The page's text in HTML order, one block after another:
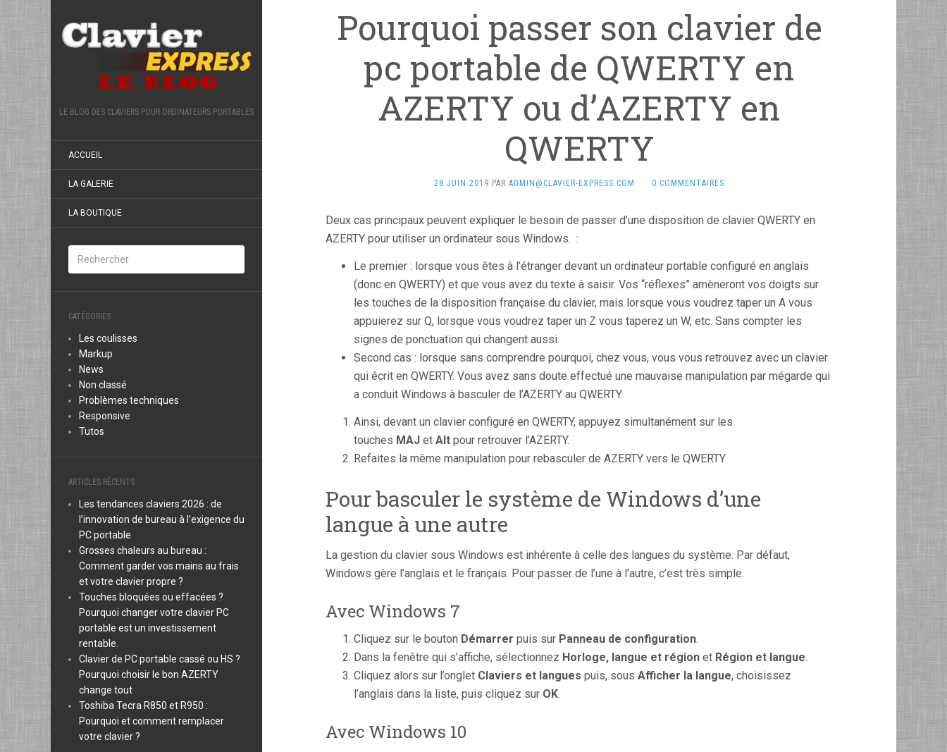
LE BLOG DES CLAVIERS POUR ORDINATEURS PORTABLES
ACCUEIL
LA GALERIE
LA BOUTIQUE
CATÉGORIES
Les coulisses
Markup
News
Non classé
Problèmes techniques
Responsive
Tutos
ARTICLES RÉCENTS
Les tendances claviers 2026 : de
l’innovation de bureau à l’exigence du
PC portable
Grosses chaleurs au bureau :
Comment garder vos mains au frais
et votre clavier propre ?
Touches bloquées ou effacées ?
Pourquoi changer votre clavier PC
portable est un investissement
rentable.
Clavier de PC portable cassé ou HS ?
Pourquoi choisir le bon AZERTY
change tout
Toshiba Tecra R850 et R950 :
Pourquoi et comment remplacer
votre clavier ?
Pourquoi passer son clavier de
pc portable de QWERTY en
AZERTY ou d’AZERTY en
QWERTY
28 JUIN 2019 PAR ADMIN@CLAVIER-EXPRESS.COM · 0 COMMENTAIRES
Deux cas principaux peuvent expliquer le besoin de passer d’une disposition de clavier QWERTY en
AZERTY pour utiliser un ordinateur sous Windows. :
Le premier : lorsque vous êtes à l’étranger devant un ordinateur portable configuré en anglais
(donc en QWERTY) et que vous avez du texte à saisir. Vos “réflexes” amèneront vos doigts sur
les touches de la disposition française du clavier, mais lorsque vous voudrez taper un A vous
appuierez sur Q, lorsque vous voudrez taper un Z vous taperez un W, etc. Sans compter les
signes de ponctuation qui changent aussi.
Second cas : lorsque sans comprendre pourquoi, chez vous, vous vous retrouvez avec un clavier
qui écrit en QWERTY. Vous avez sans doute effectué une mauvaise manipulation par mégarde qui
a conduit Windows à basculer de l’AZERTY au QWERTY.
Ainsi, devant un clavier configuré en QWERTY, appuyez simultanément sur les
touches MAJ et Alt pour retrouver l’AZERTY.
Refaites la même manipulation pour rebasculer de AZERTY vers le QWERTY
Pour basculer le système de Windows d’une
langue à une autre
La gestion du clavier sous Windows est inhérente à celle des langues du système. Par défaut,
Windows gère l’anglais et le français. Pour passer de l’une à l’autre, c’est très simple.
Avec Windows 7
Cliquez sur le bouton Démarrer puis sur Panneau de configuration.
Dans la fenêtre qui s’affiche, sélectionnez Horloge, langue et région et Région et langue.
Cliquez alors sur l’onglet Claviers et langues puis, sous Afficher la langue, choisissez
l’anglais dans la liste, puis cliquez sur OK.
Avec Windows 10